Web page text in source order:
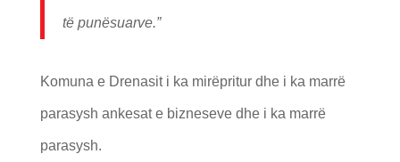
të punësuarve.”
Komuna e Drenasit i ka mirëpritur dhe i ka marrë
parasysh ankesat e bizneseve dhe i ka marrë
parasysh.